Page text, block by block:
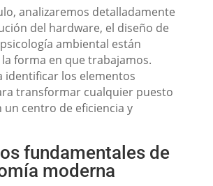
analizaremos detalladamente
del hardware, el diseño de
ambiental están
forma en que trabajamos.
identificar los elementos
transformar cualquier puesto
un centro de eficiencia y
fundamentales de
moderna